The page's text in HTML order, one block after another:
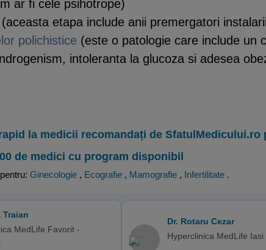
ar fi cele psihotrope)
etapa include anii premergatori
polichistice (este o patologie care include un
intoleranta la glucoza si adesea
la medicii recomandați de
de medici cu program disponibil
Ginecologie , Ecografie , Mamografie , Infertilitate .
Traian
MedLife Favorit -
Dr. Rotaru Cezar
Hyperclinica MedLife Iasi